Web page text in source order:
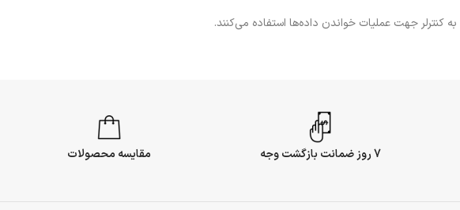
کنترلر جهت عملیات خواندن داده‌ها استفاده می‌کنند.
7 روز ضمانت بازگشت وجه مقایسه محصولات